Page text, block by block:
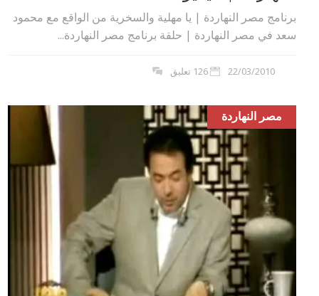
برنامج مصر النهاردة | يا مهلية والسخرية من الواقع مع محمود
سعد في مصر النهاردة | حلقة برنامج مصر النهاردة...
22/03/2010 126 تعليق
مصر النهاردة